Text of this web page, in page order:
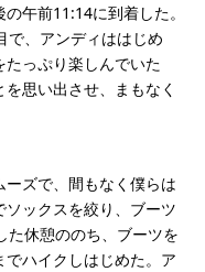
午前11:14に到着した。
で、アンディははじめ
っぷり楽しんでいた
思い出させ、まもなく
ズで、間もなく僕らは
ックスを絞り、ブーツ
た休憩ののち、ブーツを
ハイクしはじめた。ア